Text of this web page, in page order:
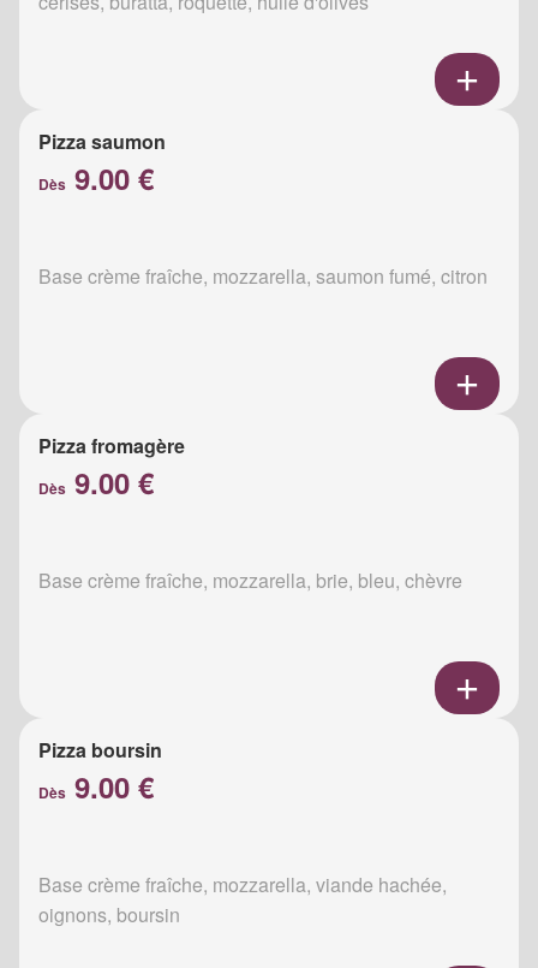
Pizza saumon
Dès 9.00 €
Base crème fraîche, mozzarella, saumon fumé, citron
Pizza fromagère
Dès 9.00 €
Base crème fraîche, mozzarella, brie, bleu, chèvre
Pizza boursin
Dès 9.00 €
Base crème fraîche, mozzarella, viande hachée,
oignons, boursin